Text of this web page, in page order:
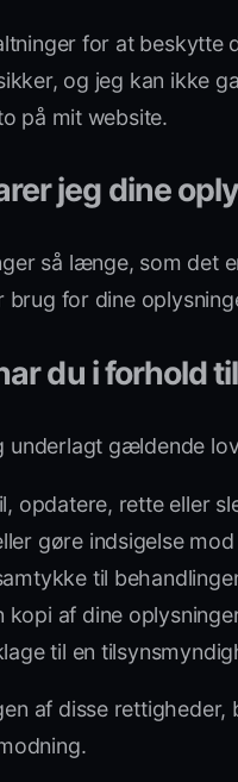
for at beskytte
og jeg kan ikke
på mit website.
jeg dine
så længe, som det
for dine
du i forhold
gældende
opdatere, rette eller
gøre indsigelse
til
kopi af dine
til en
af disse rettigheder,